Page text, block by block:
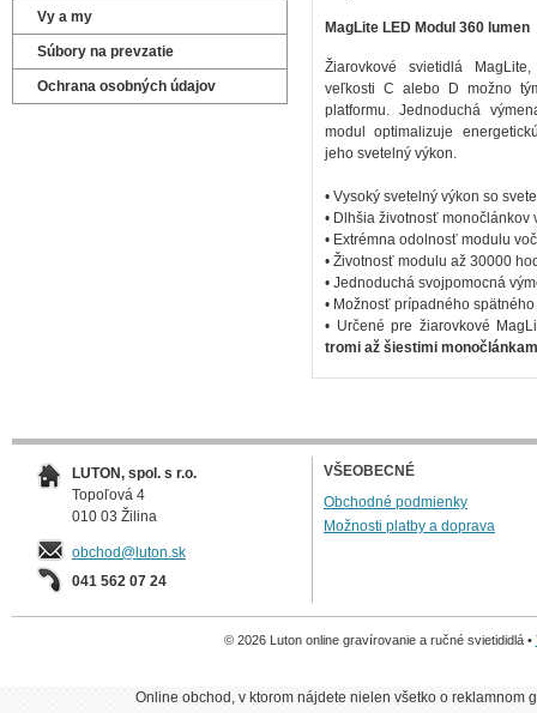
MagLite LED Modul 360 lumen
Žiarovkové svietidlá
veľkosti C alebo D možno
platformu. Jednoduchá
modul optimalizuje
jeho svetelný výkon.
• Vysoký svetelný výkon so
• Dlhšia životnosť monočlánkov
• Extrémna odolnosť modulu
• Životnosť modulu až 30000
• Jednoduchá svojpomocná
• Možnosť prípadného
• Určené pre žiarovkové
tromi až šiestimi
Vy a my
Súbory na prevzatie
Ochrana osobných údajov
LUTON, spol. s r.o.
Topoľová 4
010 03 Žilina
obchod@luton.sk
041 562 07 24
VŠEOBECNÉ
Obchodné podmienky
Možnosti platby a doprava
© 2026 Luton online gravírovanie a ručné svietididlá •
Online obchod, v ktorom nájdete nielen všetko o